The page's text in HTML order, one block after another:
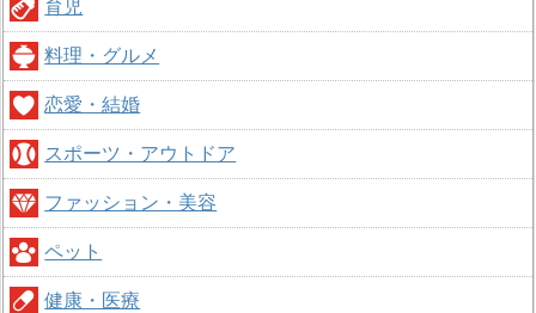
育児
料理・グルメ
恋愛・結婚
スポーツ・アウトドア
ファッション・美容
ペット
健康・医療